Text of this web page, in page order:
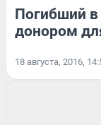
Погибший в
донором
18 августа, 2016,